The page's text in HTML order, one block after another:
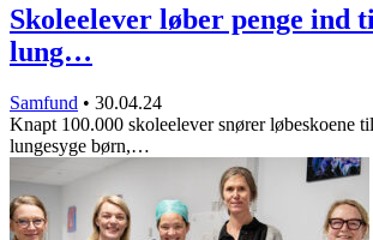
Skoleelever løber penge ind
lung…
Samfund • 30.04.24
Knapt 100.000 skoleelever snører løbeskoene
lungesyge børn,…